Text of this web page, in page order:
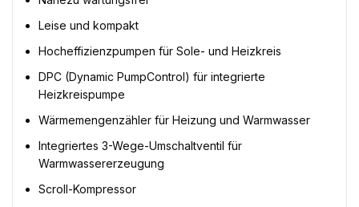
Leise und kompakt
Hocheffizienzpumpen für Sole- und Heizkreis
DPC (Dynamic PumpControl) für integrierte
Heizkreispumpe
Wärmemengenzähler für Heizung und Warmwasser
Integriertes 3-Wege-Umschaltventil für
Warmwassererzeugung
Scroll-Kompressor